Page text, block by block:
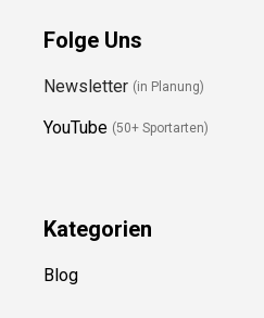
Folge Uns
Newsletter (in Planung)
YouTube (50+ Sportarten)
Kategorien
Blog